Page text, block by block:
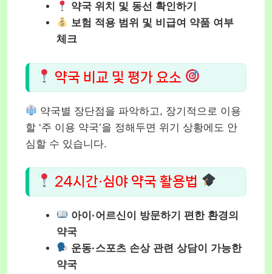
약국 위치 및 동선 확인하기
보험 적용 범위 및 비급여 약품 여부
체크
약국 비교 및 평가 요소
약국별 장단점을 파악하고, 장기적으로 이용
할 ‘주 이용 약국’을 정해두면 위기 상황에도 안
심할 수 있습니다.
24시간·심야 약국 활용법
아이·어르신이 방문하기 편한 환경의
약국
운동·스포츠 손상 관련 상담이 가능한
약국